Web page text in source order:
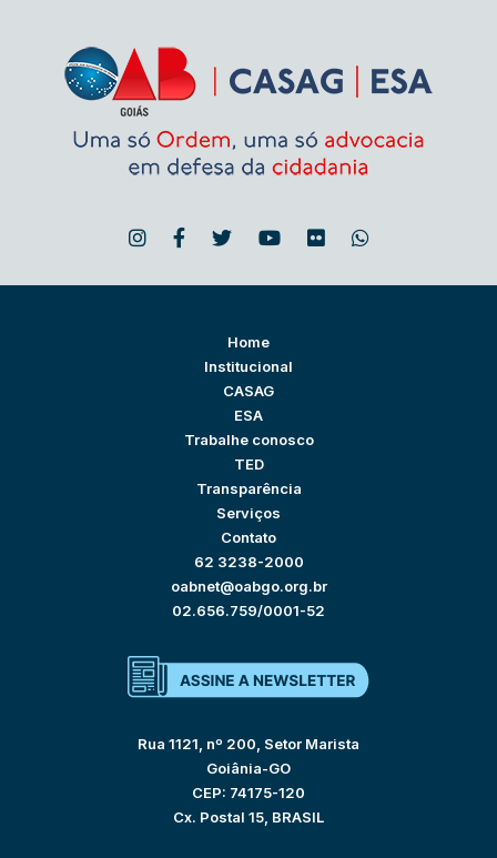
Home
Institucional
CASAG
ESA
Trabalhe conosco
TED
Transparência
Serviços
Contato
62 3238-2000
oabnet@oabgo.org.br
02.656.759/0001-52
Rua 1121, nº 200, Setor Marista
Goiânia-GO
CEP: 74175-120
Cx. Postal 15, BRASIL